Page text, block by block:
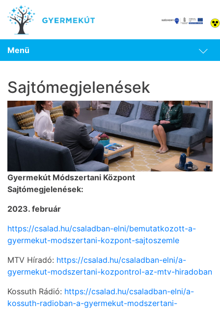
Menü
Sajtómegjelenések
Gyermekút Módszertani Központ
Sajtómegjelenések:
2023. február
https://csalad.hu/csaladban-elni/bemutatkozott-a-
gyermekut-modszertani-kozpont-sajtoszemle
MTV Híradó: https://csalad.hu/csaladban-elni/a-
gyermekut-modszertani-kozpontrol-az-mtv-hiradoban
Kossuth Rádió: https://csalad.hu/csaladban-elni/a-
kossuth-radioban-a-gyermekut-modszertani-